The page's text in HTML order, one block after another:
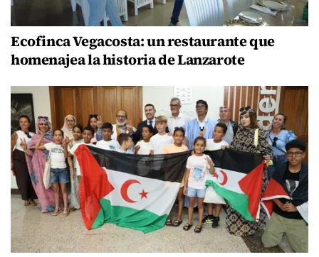
Ecofinca Vegacosta: un restaurante que
homenajea la historia de Lanzarote